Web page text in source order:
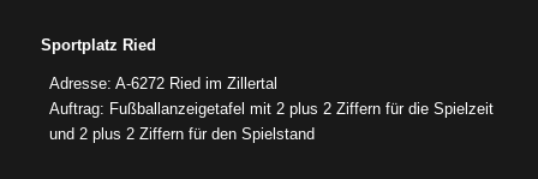
Sportplatz Ried
Adresse: A-6272 Ried im Zillertal
Auftrag: Fußballanzeigetafel mit 2 plus 2 Ziffern für die Spielzeit
und 2 plus 2 Ziffern für den Spielstand